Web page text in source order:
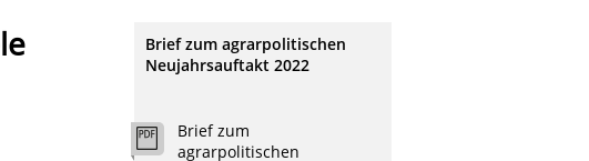
Brief zum agrarpolitischen
Neujahrsauftakt 2022
Brief zum
agrarpolitischen